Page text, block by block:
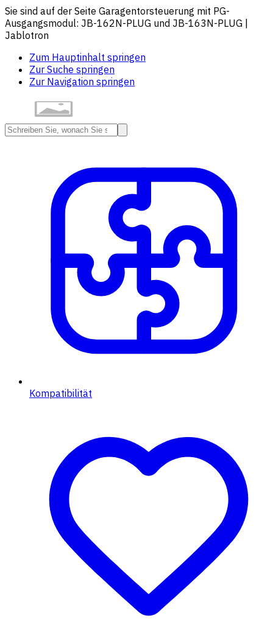
Sie sind auf der Seite Garagentorsteuerung mit PG-
Ausgangsmodul: JB-162N-PLUG und JB-163N-PLUG |
Jablotron
Zum Hauptinhalt springen
Zur Suche springen
Zur Navigation springen
Kompatibilität